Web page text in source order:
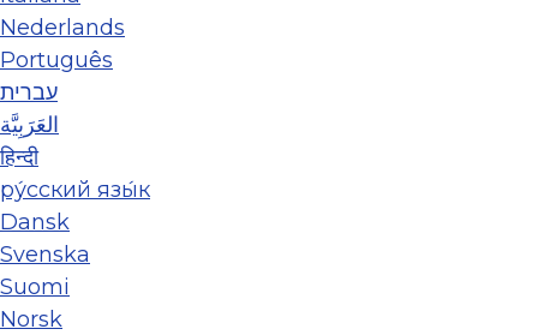
Nederlands
Português
עברית
العَرَبِيَّة
हिन्दी
ру́сский язы́к
Dansk
Svenska
Suomi
Norsk